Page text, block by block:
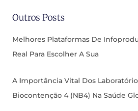
Outros Posts
Melhores Plataformas De
Real Para Escolher A Sua
A Importância Vital Dos
Biocontenção 4 (NB4) Na Saúde